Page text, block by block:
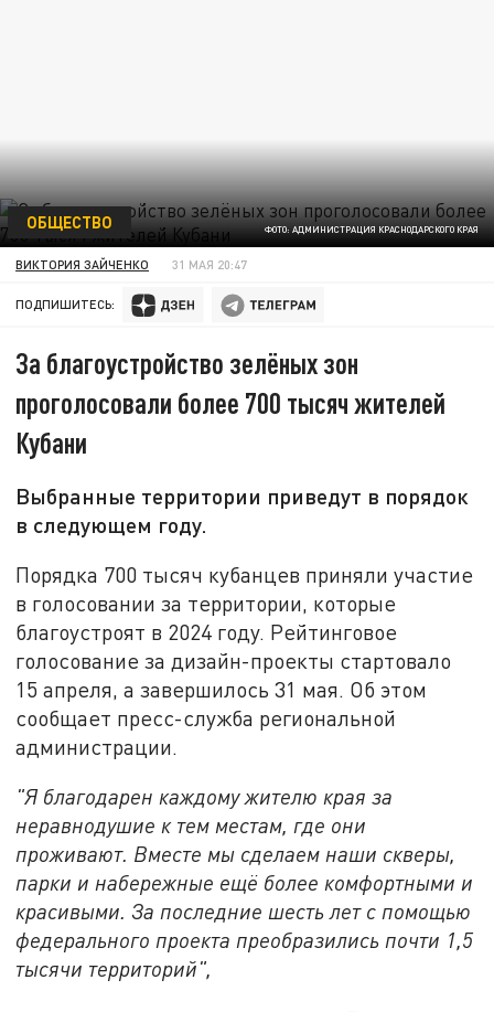
ФОТО: АДМИНИСТРАЦИЯ КРАСНОДАРСКОГО КРАЯ
ОБЩЕСТВО
ВИКТОРИЯ ЗАЙЧЕНКО 31 МАЯ 20:47
ПОДПИШИТЕСЬ:
За благоустройство зелёных зон
проголосовали более 700 тысяч жителей
Кубани
Выбранные территории приведут в порядок
в следующем году.
Порядка 700 тысяч кубанцев приняли участие
в голосовании за территории, которые
благоустроят в 2024 году. Рейтинговое
голосование за дизайн-проекты стартовало
15 апреля, а завершилось 31 мая. Об этом
сообщает пресс-служба региональной
администрации.
"Я благодарен каждому жителю края за
неравнодушие к тем местам, где они
проживают. Вместе мы сделаем наши скверы,
парки и набережные ещё более комфортными и
красивыми. За последние шесть лет с помощью
федерального проекта преобразились почти 1,5
тысячи территорий",